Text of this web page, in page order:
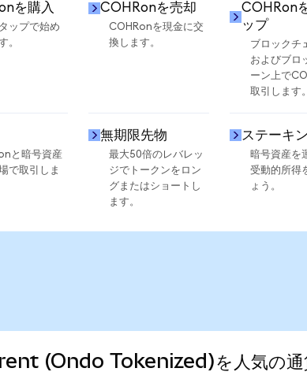
を購入
ップで始め
。
COHRonを売却
COHRonを現金に交
換します。
COHRon
ップ
ブロックチ
およびブロ
ーン上で
取引します。
と暗号資産
で取引しま
無期限先物
最大50倍のレバレッ
ジでトークンをロン
グまたはショートし
ます。
ステーキ
暗号資産を
受動的所得
ょう。
(Ondo Tokenized)を人気の通